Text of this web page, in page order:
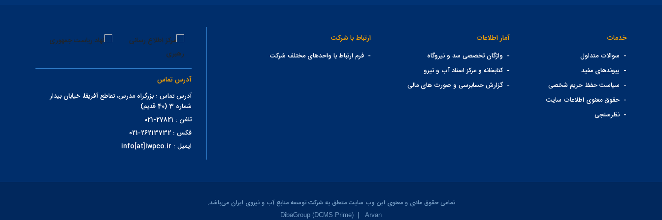
خدمات
- سوالات متداول
- پیوندهای مفید
- سیاست حفظ حریم شخصی
- حقوق معنوی اطلاعات سایت
- نظرسنجی
آمار اطلاعات
- واژگان تخصصی سد و نیروگاه
- کتابخانه و مرکز اسناد آب و نیرو
- گزارش حسابرسی و صورت های مالی
ارتباط با شرکت
- فرم ارتباط با واحدهای مختلف شرکت
آدرس تماس
آدرس تماس : بزرگراه مدرس، تقاطع آفریقا، خیابان بیدار
شماره 3 (40 قدیم)
تلفن : 27821-021
فکس : 26213732-021
ایمیل : info[at]iwpco.ir
تمامی حقوق مادی و معنوی این وب سایت متعلق به شرکت توسعه منابع آب و نیروی ایران می‌باشد.
DibaGroup (DCMS Prime) Arvan